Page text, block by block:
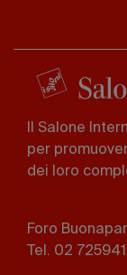
Il Salone
per
dei loro
Foro
Tel. 02